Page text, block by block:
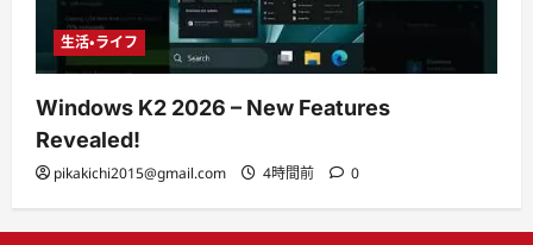
生活・ライフ
Windows K2 2026 – New Features
Revealed!
pikakichi2015@gmail.com 4時間前 0